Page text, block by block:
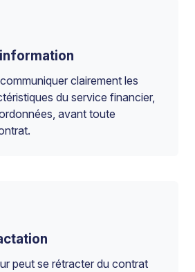
clairement les
du service financier,
avant toute
peut se rétracter du contrat